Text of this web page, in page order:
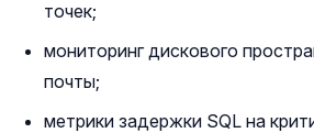
точек;
мониторинг дискового
почты;
метрики задержки SQL на